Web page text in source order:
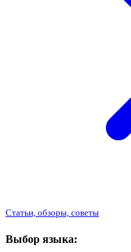
Статьи, обзоры, советы
Выбор языка: